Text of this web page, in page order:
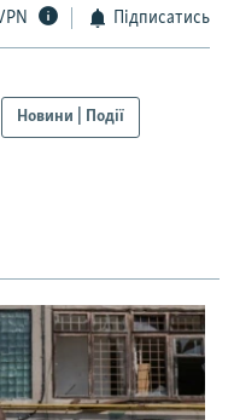
Підписатись
Новини | Події